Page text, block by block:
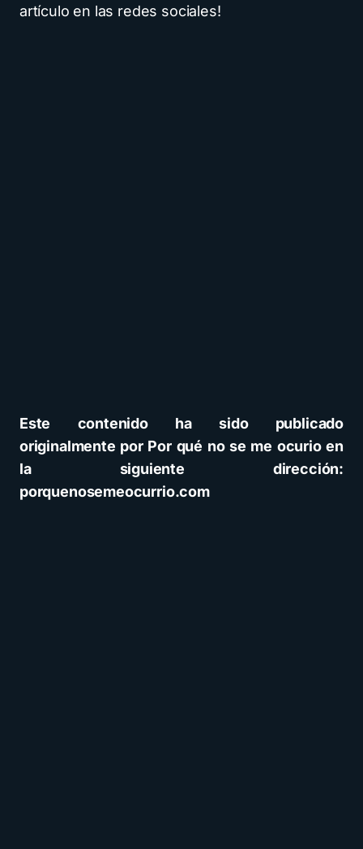
artículo en las redes sociales!
Este contenido ha sido publicado
originalmente por Por qué no se me ocurio en
la siguiente dirección:
porquenosemeocurrio.com